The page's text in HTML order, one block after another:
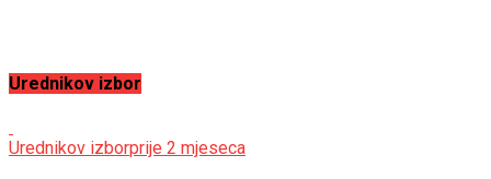
Urednikov izbor
Urednikov izborprije 2 mjeseca